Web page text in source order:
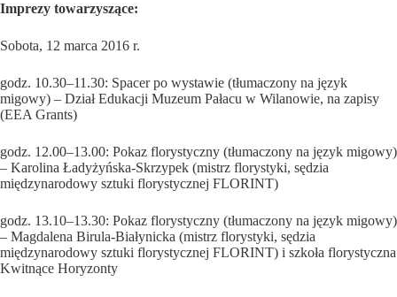
Imprezy towarzyszące:
Sobota, 12 marca 2016 r.
godz. 10.30–11.30: Spacer po wystawie (tłumaczony na język
migowy) – Dział Edukacji Muzeum Pałacu w Wilanowie, na zapisy
(EEA Grants)
godz. 12.00–13.00: Pokaz florystyczny (tłumaczony na język migowy)
– Karolina Ładyżyńska-Skrzypek (mistrz florystyki, sędzia
międzynarodowy sztuki florystycznej FLORINT)
godz. 13.10–13.30: Pokaz florystyczny (tłumaczony na język migowy)
– Magdalena Birula-Białynicka (mistrz florystyki, sędzia
międzynarodowy sztuki florystycznej FLORINT) i szkoła florystyczna
Kwitnące Horyzonty